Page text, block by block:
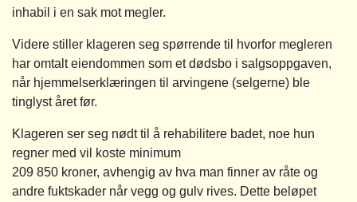
inhabil i en sak mot megler.
Videre stiller klageren seg spørrende til hvorfor megleren
har omtalt eiendommen som et dødsbo i salgsoppgaven,
når hjemmelserklæringen til arvingene (selgerne) ble
tinglyst året før.
Klageren ser seg nødt til å rehabilitere badet, noe hun
regner med vil koste minimum
209 850 kroner, avhengig av hva man finner av råte og
andre fuktskader når vegg og gulv rives. Dette beløpet